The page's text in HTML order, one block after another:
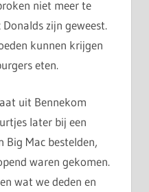
niet meer te
zijn geweest.
kunnen krijgen
eten.
uit Bennekom
later bij een
Mac bestelden,
waren gekomen.
wat we deden en